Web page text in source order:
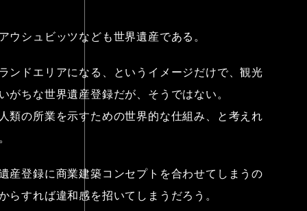
ウシュビッツなども世界遺産である。
ンドエリアになる、というイメージだけで、観光
がちな世界遺産登録だが、そうではない。
類の所業を示すための世界的な仕組み、と考えれ
産登録に商業建築コンセプトを合わせてしまうの
らすれば違和感を招いてしまうだろう。